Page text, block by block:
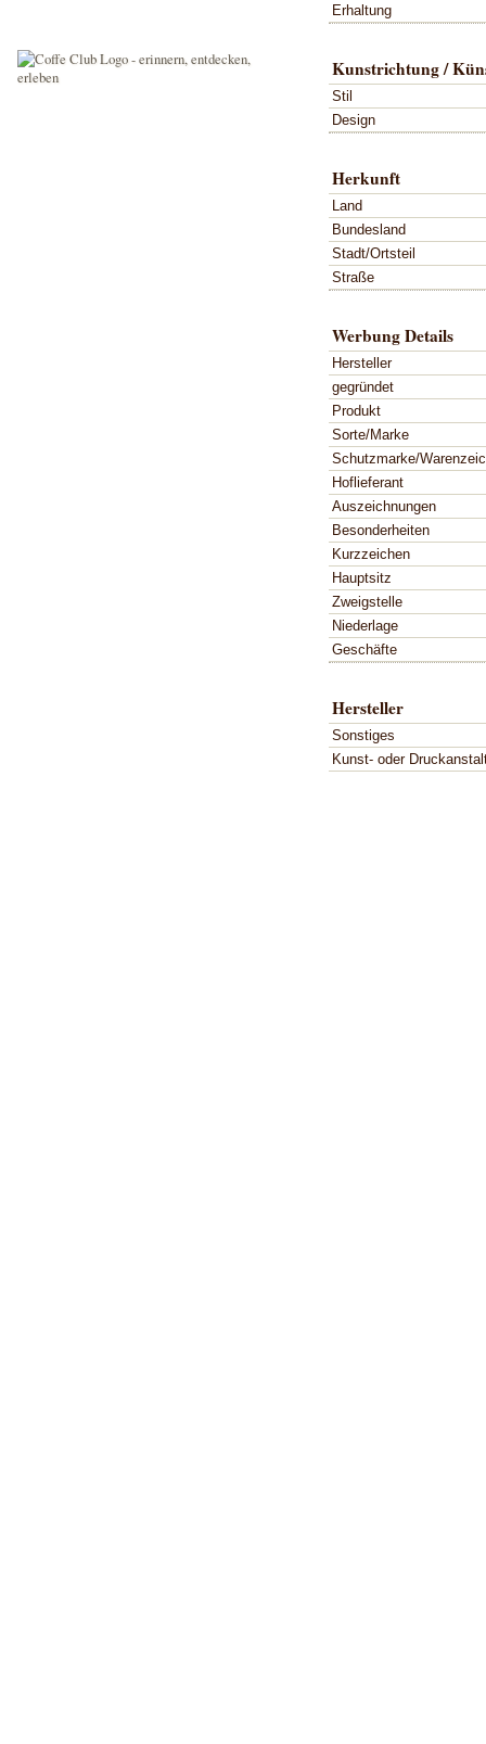
Erhaltung
Kunstrichtung /
Stil
Design
Herkunft
Land
Bundesland
Stadt/Ortsteil
Straße
Werbung Details
Hersteller
gegründet
Produkt
Sorte/Marke
Schutzmarke/
Hoflieferant
Auszeichnungen
Besonderheiten
Kurzzeichen
Hauptsitz
Zweigstelle
Niederlage
Geschäfte
Hersteller
Sonstiges
Kunst- oder